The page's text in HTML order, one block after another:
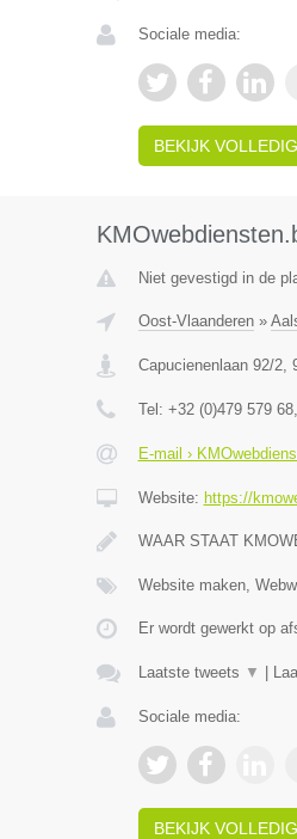
Sociale media:
BEKIJK
Niet gevestigd in de
Oost-Vlaanderen»
Capucienenlaan 92/2,
Tel: +32 (0)479 579 68
E-mail ›
Website: https://
WAAR STAAT
Website maken,
Er wordt gewerkt op
Laatste tweets ▼
Sociale media:
BEKIJK